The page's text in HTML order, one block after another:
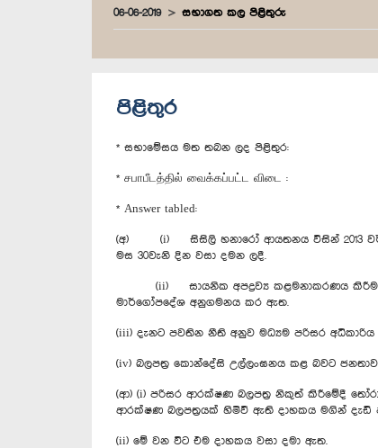
06-06-2019 සභාගත කල පිළිතුරු
පිළිතුර
* සභාමේසය මත තබන ලද පිළිතුර:
* சபாபீடத்தில் வைக்கப்பட்ட விடை :
* Answer tabled:
(අ) (i) සිසිලි හනාරෝ ආයතනය විසින් 2013
මස 30වැනි දින වසා දමන ලදී.
(ii) සායනික අපද්‍රව්‍ය කළමනාකරණය කිරීම
මාර්ගෝපදේශ අනුගමනය කර ඇත.
(iii) දැනට පවතින නීති අනුව මධ්‍යම පරිසර
(iv) බලපත්‍ර කොන්දේසි උල්ලංඝනය කළ බවට
(ආ) (i) පරිසර ආරක්ෂණ බලපත්‍ර නිකුත් කිරීමේදී
ආරක්ෂණ බලපත්‍රයක් හිමිවී ඇති දාහකය මගින්
(ii) මේ වන විට එම දාහකය වසා දමා ඇත.